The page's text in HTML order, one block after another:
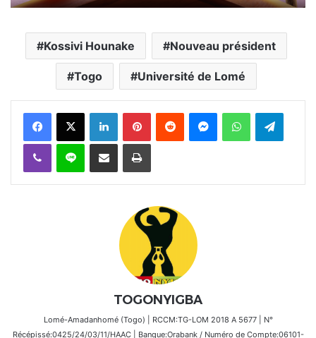
Kossivi Hounake Nouveau président
Togo Université de Lomé
FacebookX Linkedin PinterestReddit MessengerWhatsAppTelegram
Viber Ligne Partager par email Imprimer
TOGONYIGBA
Lomé-Amadanhomé (Togo) | RCCM:TG-LOM 2018 A 5677 | N°
Récépissé:0425/24/03/11/HAAC | Banque:Orabank / Numéro de Compte:06101-